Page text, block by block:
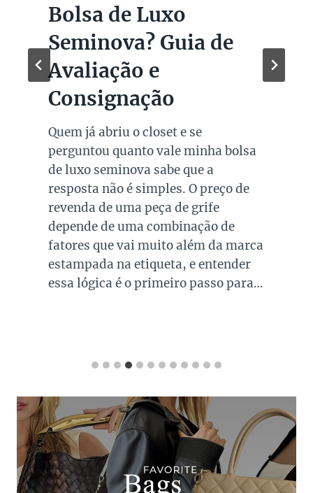
Bolsa de Luxo
Seminova? Guia de
Avaliação e
Consignação
Quem já abriu o closet e se
perguntou quanto vale minha bolsa
de luxo seminova sabe que a
resposta não é simples. O preço de
revenda de uma peça de grife
depende de uma combinação de
fatores que vai muito além da marca
estampada na etiqueta, e entender
essa lógica é o primeiro passo para…